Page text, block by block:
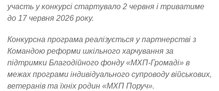
участь у конкурсі стартувало 2 червня і триватиме
до 17 червня 2026 року.
Конкурсна програма реалізується у партнерстві з
Командою реформи шкільного харчування за
підтримки Благодійного фонду «МХП-Громаді» в
межах програми індивідуального супроводу військових,
ветеранів та їхніх родин «МХП Поруч».